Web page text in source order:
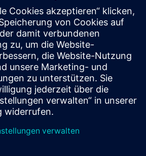
Tomorrow
Pharmatechnik
New York, United States
NX